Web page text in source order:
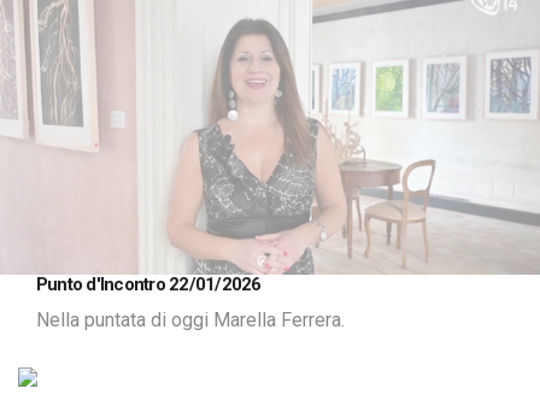
2.24%
Punto d'Incontro 22/01/2026
Nella puntata di oggi Marella Ferrera.